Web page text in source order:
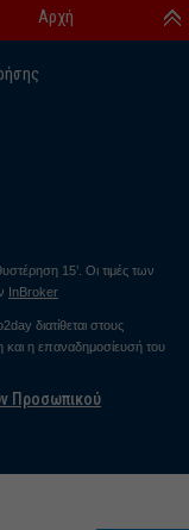
Αρχή
15’. Οι τιμές των
InBroker
διατίθεται στους
η επαναδημοσίευσή του
Προσωπικού